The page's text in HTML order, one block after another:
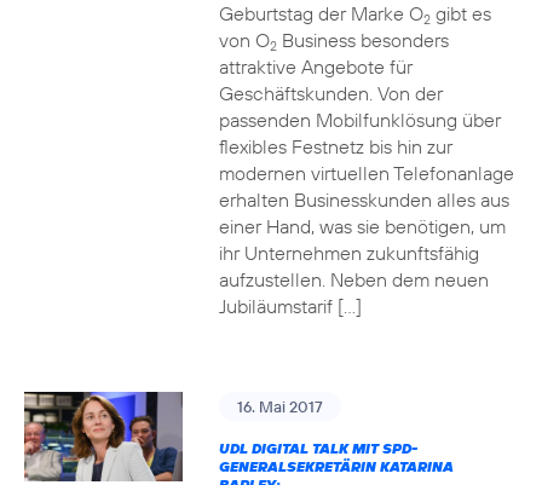
Geburtstag der Marke O2gibt es
von O2Business besonders
attraktive Angebote für
Geschäftskunden. Von der
passenden Mobilfunklösung über
flexibles Festnetz bis hin zur
modernen virtuellen Telefonanlage
erhalten Businesskunden alles aus
einer Hand, was sie benötigen, um
ihr Unternehmen zukunftsfähig
aufzustellen. Neben dem neuen
Jubiläumstarif […]
16. Mai 2017
UDL DIGITAL TALK MIT SPD-
GENERALSEKRETÄRIN KATARINA